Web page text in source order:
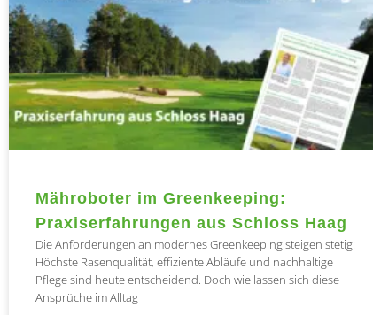
Mähroboter im Greenkeeping:
Praxiserfahrungen aus Schloss Haag
Die Anforderungen an modernes Greenkeeping steigen stetig:
Höchste Rasenqualität, effiziente Abläufe und nachhaltige
Pflege sind heute entscheidend. Doch wie lassen sich diese
Ansprüche im Alltag